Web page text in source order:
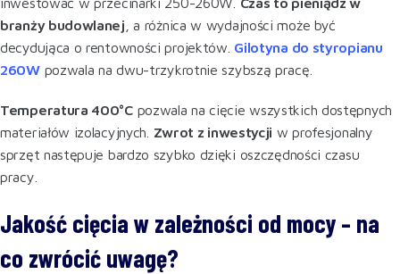
branży budowlanej , a różnica w wydajności może być
decydująca o rentowności projektów. Gilotyna do styropianu
260Wpozwala na dwu-trzykrotnie szybszą pracę.
Temperatura 400°Cpozwala na cięcie wszystkich dostępnych
materiałów izolacyjnych. Zwrot z inwestycji w profesjonalny
sprzęt następuje bardzo szybko dzięki oszczędności czasu
pracy.
Jakość cięcia w zależności od mocy – na
co zwrócić uwagę?